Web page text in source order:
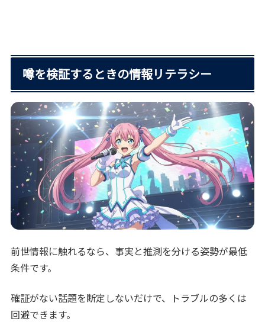
噂を検証するときの情報リテラシー
前世情報に触れるなら、事実と推測を分ける姿勢が最低
条件です。
確証がない話題を断定しないだけで、トラブルの多くは
回避できます。